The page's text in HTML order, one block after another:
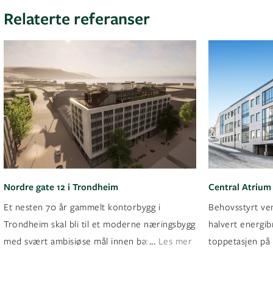
Relaterte referanser
Nordre gate 12 i Trondheim
Et nesten 70 år gammelt kontorbygg i
Trondheim skal bli til et moderne næringsbygg
med svært ambisiøse mål innen bærekraft
... Les mer
Central Atrium
Behovsstyrt
halvert
toppetasjen